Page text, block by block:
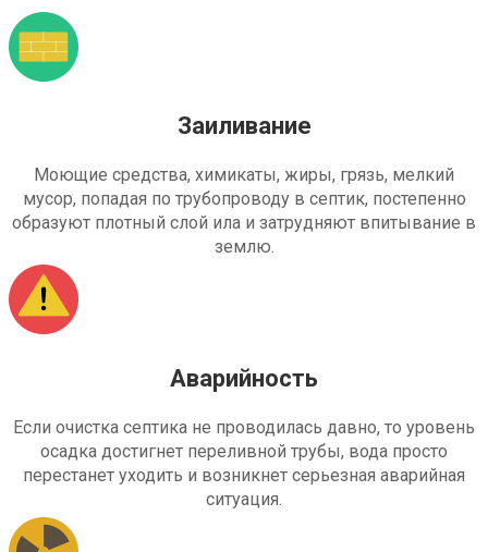
Заиливание
Моющие средства, химикаты, жиры, грязь, мелкий
мусор, попадая по трубопроводу в септик, постепенно
образуют плотный слой ила и затрудняют впитывание в
землю.
Аварийность
Если очистка септика не проводилась давно, то уровень
осадка достигнет переливной трубы, вода просто
перестанет уходить и возникнет серьезная аварийная
ситуация.